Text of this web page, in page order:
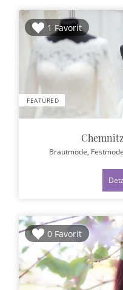
1 Favorit
FEATURED
Brautmode,
0 Favorit